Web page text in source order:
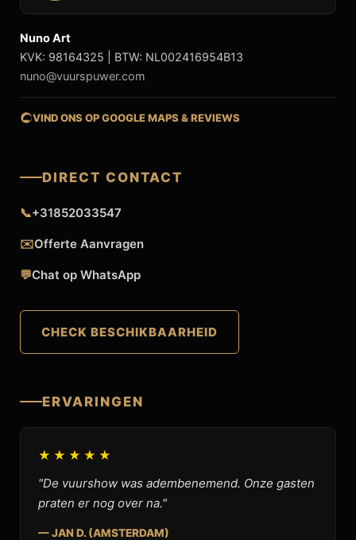
Nuno Art
KVK: 98164325 | BTW: NL002416954B13
nuno@vuurspuwer.com
VIND ONS OP GOOGLE MAPS & REVIEWS
DIRECT CONTACT
📞+31852033547
✉️Offerte Aanvragen
💬Chat op WhatsApp
CHECK BESCHIKBAARHEID
ERVARINGEN
★★★★★
"De vuurshow was adembenemend. Onze gasten
praten er nog over na."
— JAN D. (AMSTERDAM)